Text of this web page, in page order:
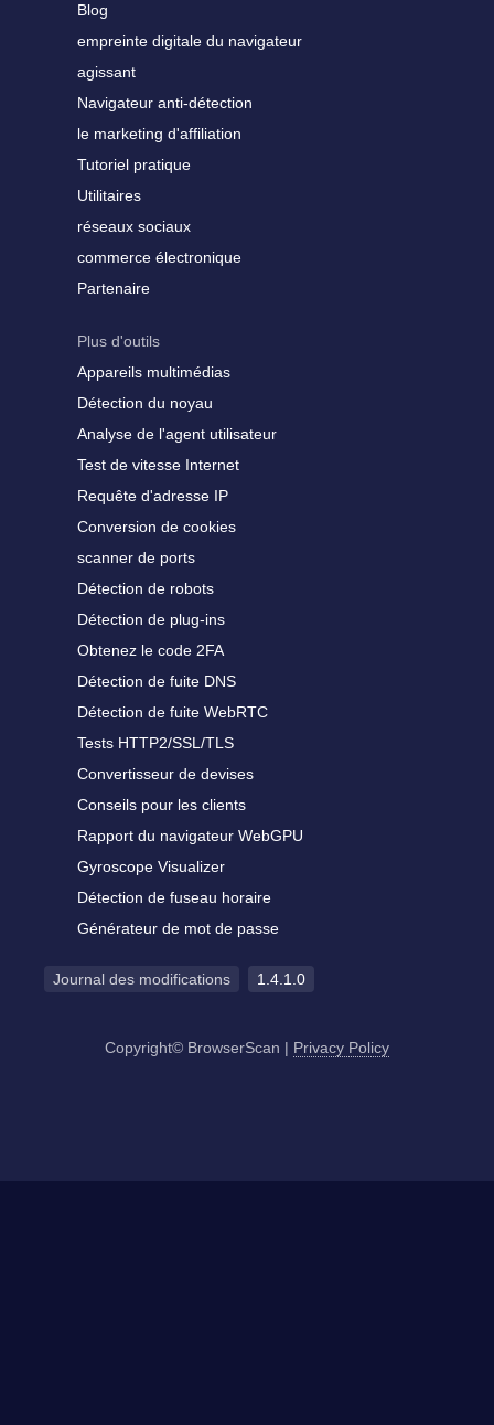
Blog
empreinte digitale du navigateur
agissant
Navigateur anti-détection
le marketing d'affiliation
Tutoriel pratique
Utilitaires
réseaux sociaux
commerce électronique
Partenaire
Plus d'outils
Appareils multimédias
Détection du noyau
Analyse de l'agent utilisateur
Test de vitesse Internet
Requête d'adresse IP
Conversion de cookies
scanner de ports
Détection de robots
Détection de plug-ins
Obtenez le code 2FA
Détection de fuite DNS
Détection de fuite WebRTC
Tests HTTP2/SSL/TLS
Convertisseur de devises
Conseils pour les clients
Rapport du navigateur WebGPU
Gyroscope Visualizer
Détection de fuseau horaire
Générateur de mot de passe
Journal des modifications 1.4.1.0
Copyright© BrowserScan | Privacy Policy